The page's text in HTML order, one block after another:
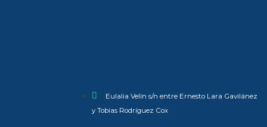
Eulalia Velín s/n entre Ernesto Lara Gavilánez
y Tobías Rodríguez Cox